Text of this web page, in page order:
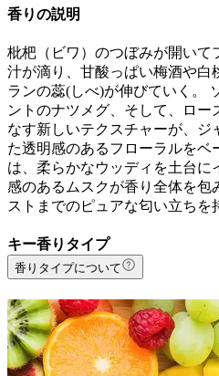
香りの説明
枇杷（ビワ）のつぼみが開いて
汁が滴り、甘酸っぱい梅酒や白
ランの蕊(しべ)が伸びていく。
ントのナツメグ、そして、ロー
なす新しいテクスチャーが、ジ
た透明感のあるフローラルをベ
は、柔らかなウッディを土台に
感のあるムスクが香り全体を包
ストまでのピュアな匂い立ちを
キー香りタイプ
香りタイプについて